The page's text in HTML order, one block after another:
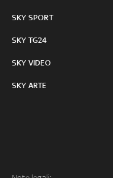
SKY SPORT
SKY TG24
SKY VIDEO
SKY ARTE